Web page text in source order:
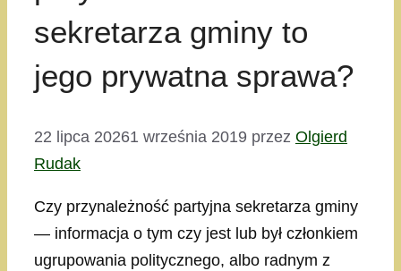
sekretarza gminy to
jego prywatna sprawa?
22 lipca 20261 września 2019 przez Olgierd
Rudak
Czy przynależność partyjna sekretarza gminy
— informacja o tym czy jest lub był członkiem
ugrupowania politycznego, albo radnym z